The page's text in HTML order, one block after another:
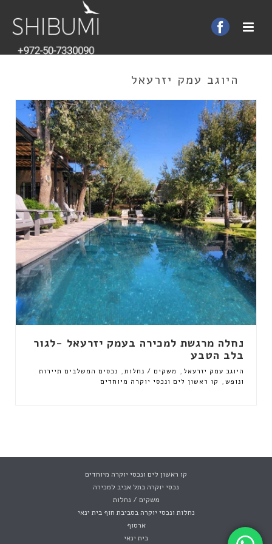
היוגב עמק יזרעאל
נחלה מרגשת למכירה בעמק יזרעאל -לגור
בלב הטבע
היוגב עמק יזרעאל , משקים / נחלות , נכסים המשלבים תיירות
ונופש , קו ראשון לים ונכסי יוקרה מיוחדים
קו ראשון לים ונכסי יוקרה מיוחדים
נכסי יוקרה בתל אביב למכירה
משקים / נחלות
נחלות ונכסי יוקרה בסביבת חוף בית ינאי
ארסוף
בית ינאי